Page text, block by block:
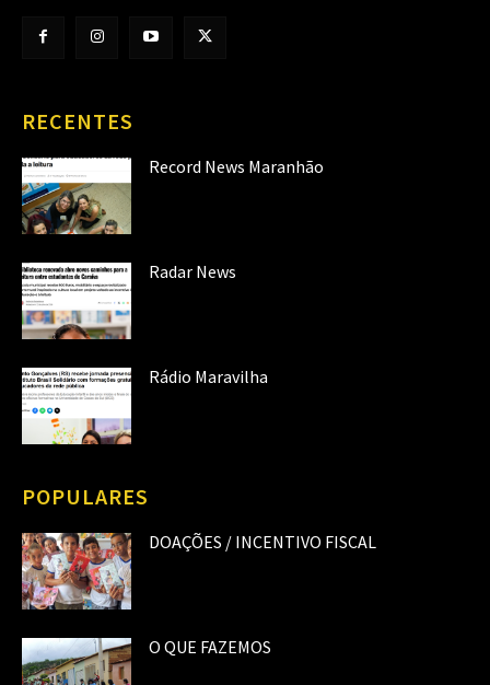
RECENTES
Record News Maranhão
Radar News
Rádio Maravilha
POPULARES
DOAÇÕES / INCENTIVO FISCAL
O QUE FAZEMOS